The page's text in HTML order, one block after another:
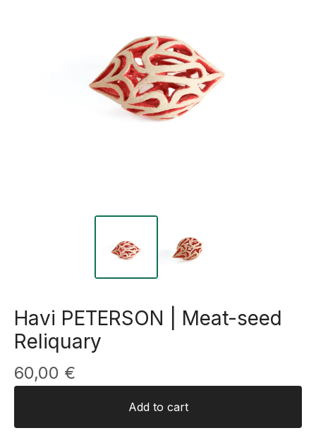
Havi PETERSON | Meat-seed
Reliquary
60,00 €
Add to cart